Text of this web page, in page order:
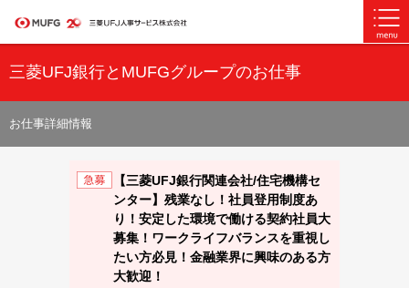
三菱UFJ銀行とMUFGグループのお仕事
お仕事詳細情報
【三菱UFJ銀行関連会社/住宅機構セ
ンター】残業なし！社員登用制度あ
り！安定した環境で働ける契約社員大
募集！ワークライフバランスを重視し
たい方必見！金融業界に興味のある方
大歓迎！